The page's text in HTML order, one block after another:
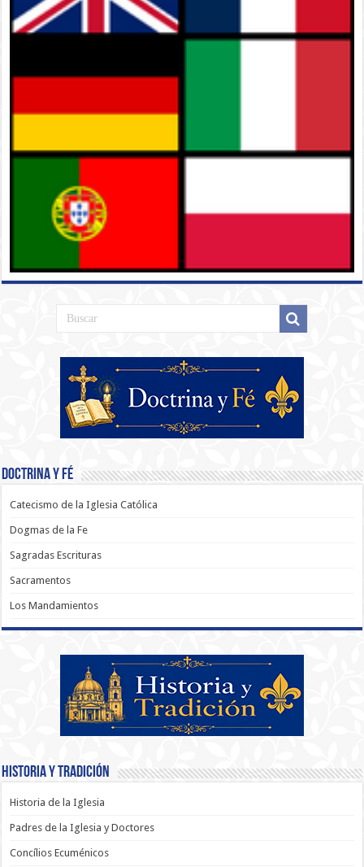
Doctrina y Fé
Catecismo de la Iglesia Católica
Dogmas de la Fe
Sagradas Escrituras
Sacramentos
Los Mandamientos
Historia y Tradición
Historia de la Iglesia
Padres de la Iglesia y Doctores
Concílios Ecuménicos